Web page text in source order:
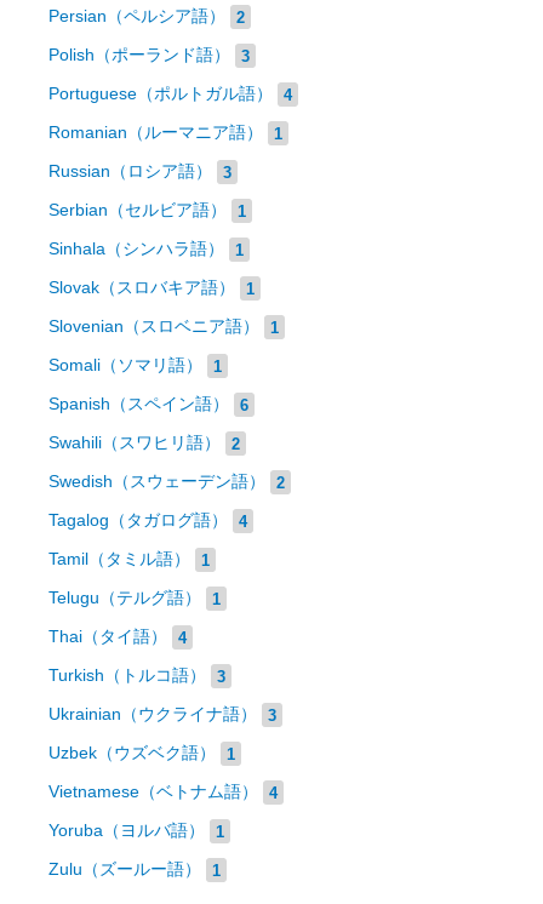
Persian（ペルシア語） 2
Polish（ポーランド語） 3
Portuguese（ポルトガル語） 4
Romanian（ルーマニア語） 1
Russian（ロシア語） 3
Serbian（セルビア語） 1
Sinhala（シンハラ語） 1
Slovak（スロバキア語） 1
Slovenian（スロベニア語） 1
Somali（ソマリ語） 1
Spanish（スペイン語） 6
Swahili（スワヒリ語） 2
Swedish（スウェーデン語） 2
Tagalog（タガログ語） 4
Tamil（タミル語） 1
Telugu（テルグ語） 1
Thai（タイ語） 4
Turkish（トルコ語） 3
Ukrainian（ウクライナ語） 3
Uzbek（ウズベク語） 1
Vietnamese（ベトナム語） 4
Yoruba（ヨルバ語） 1
Zulu（ズールー語） 1